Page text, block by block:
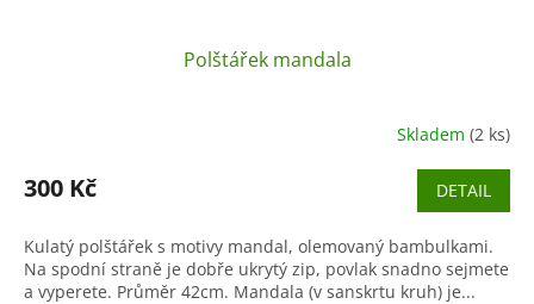
Polštářek mandala
Skladem (2 ks)
300 Kč DETAIL
Kulatý polštářek s motivy mandal, olemovaný bambulkami.
Na spodní straně je dobře ukrytý zip, povlak snadno sejmete
a vyperete. Průměr 42cm. Mandala (v sanskrtu kruh) je...